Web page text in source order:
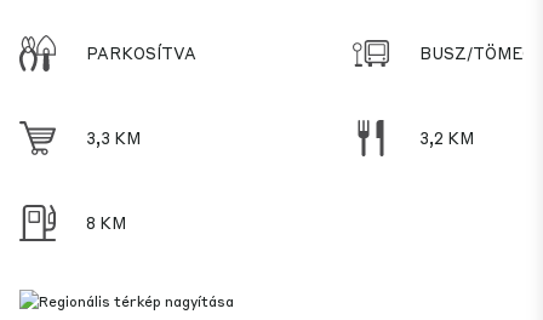
PARKOSÍTVA BUSZ/
3,3 KM 3,2 KM
8 KM